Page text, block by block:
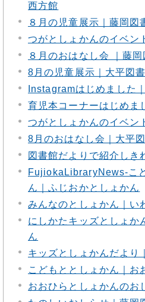
西方館
８月の児童展示｜藤岡図
つがとしょかんのイベン
８月のおはなし会 ｜藤
8月の児童展示｜大平図
Instagramはじめました
育児本コーナーはじめま
つがとしょかんのイベン
8月のおはなし会｜大平
図書館だよりで紹介しき
FujiokaLibraryNews‐こ
ん｜ふじおかとしょかん
みんなのとしょかん｜い
にしかたキッズとしょか
ん
キッズとしょかんだより
こどもととしょかん｜お
おおひらとしょかんのお